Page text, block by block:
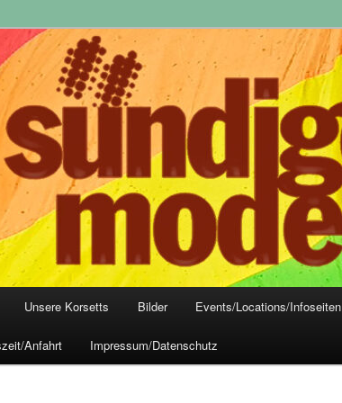
Frankfurt
Mode, Club- und Dark-Wear seit 2004
Unsere Korsetts Bilder Events/Locations/Infoseiten
Anfahrt Impressum/Datenschutz